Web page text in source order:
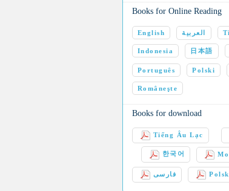
Books for Online Reading
English العربية
Indonesia 日本語
Português Polski
Româneşte
Books for download
Tiếng Âu Lạc
한국어
فارسی